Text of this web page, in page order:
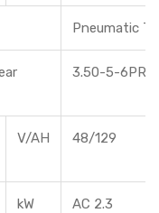
Pneumatic
3.50-5-6PR
V/AH 48/129
kW AC 2.3